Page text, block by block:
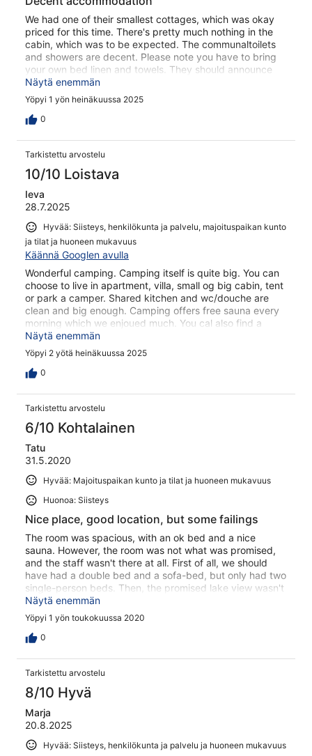
We had one of their smallest cottages, which was okay
priced for this time. There's pretty much nothing in the
cabin, which was to be expected. The communaltoilets
and showers are decent. Please note you have to bring
your own bed linen and towels. They should announce
this better on their Hotels.com page! The location is
amazing, though.
Näytä enemmän
Yöpyi 1 yön heinäkuussa 2025
0
Tarkistettu arvostelu
10/10 Loistava
Ieva
28.7.2025
Hyvää: Siisteys, henkilökunta ja palvelu, majoituspaikan kunto
ja tilat ja huoneen mukavuus
Käännä Googlen avulla
Wonderful camping. Camping itself is quite big. You can
choose to live in apartment, villa, small og big cabin, tent
or park a camper. Shared kitchen and wc/douche are
clean and big enough. Camping offers free sauna every
morning which we enjoued much. You cal also find a
private beach and orhet places where you can swim in
the lake. Mojority of cabins have a lave wiev. You cal also
find a good restorant in campings area and mini
waterpark which is popular among kids. Lady in
intrested in.
Näytä enemmän
Yöpyi 2 yötä heinäkuussa 2025
0
Tarkistettu arvostelu
6/10 Kohtalainen
Tatu
31.5.2020
Hyvää: Majoituspaikan kunto ja tilat ja huoneen mukavuus
Huonoa: Siisteys
Nice place, good location, but some failings
The room was spacious, with an ok bed and a nice
sauna. However, the room was not what was promised,
and the staff wasn't there at all. First of all, we should
have had a double bed and a sofa-bed, but only had two
single-person beds. Then, the promised lake view wasn't
really a lake view: it was a view across the yard with the
lake in the background. The balcony table was so dirty
the paper towel I used to wipe it turned black. Also, there
were only shutters and very light curtains, so darkening
resort was excellent, though.
Näytä enemmän
Yöpyi 1 yön toukokuussa 2020
0
Tarkistettu arvostelu
8/10 Hyvä
Marja
20.8.2025
Hyvää: Siisteys, henkilökunta ja palvelu ja huoneen mukavuus